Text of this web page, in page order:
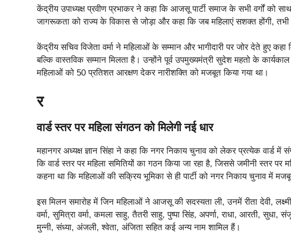
केंद्रीय उपाध्यक्ष प्रवीण प्रभाकर ने कहा कि आजसू पार्टी समाज के सभी वर्गों को
जागरूकता को राज्य के विकास से जोड़ा और कहा कि जब महिलाएं सशक्त होंगी,
केंद्रीय सचिव विजेता वर्मा ने महिलाओं के सम्मान और भागीदारी पर जोर देते हुए
बल्कि वास्तविक सम्मान मिलता है। उन्होंने पूर्व उपमुख्यमंत्री सुदेश महतो के
महिलाओं को 50 प्रतिशत आरक्षण देकर नारीशक्ति को मजबूत किया गया था।
र
वार्ड स्तर पर महिला संगठन को मिलेगी नई धार
महानगर अध्यक्ष ज्ञान सिंहा ने कहा कि नगर निकाय चुनाव को लेकर प्रत्येक वार्ड में
कि वार्ड स्तर पर महिला समितियों का गठन किया जा रहा है, जिससे जमीनी स्तर पर
कहना था कि महिलाओं की सक्रिय भूमिका से ही पार्टी को नगर निकाय चुनाव में
इस मिलन समारोह में जिन महिलाओं ने आजसू की सदस्यता ली, उनमें रीता देवी, लक्ष्मी
वर्मा, सुमित्रा वर्मा, कमला साहु, तैतरी साहु, पुष्पा सिंह, अपर्णा, राधा, आरती,
मुन्नी, संध्या, अंजली, श्वेता, अंजिता सहित कई अन्य नाम शामिल हैं।